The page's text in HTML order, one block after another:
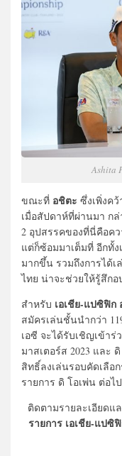
Ashita
ขณะที่ อชิตะ ซึ่งเพิ่งค
เมื่อสัปดาห์ที่ผ่านมา ก
2 อุปสรรคของที่นี่คือค
แต่ก็ซ้อมมาเต็มที่ อีกทั้ง
มากขึ้น รวมถึงการได้
ไทย น่าจะช่วยให้รู้สึกอ
สำหรับ เอเชีย-แปซิฟิก
สมัครเล่นชั้นนำกว่า
เอซี จะได้รับเชิญเข้าร่
มาสเตอร์ส 2023 และ
สิทธิ์ลงเล่นรอบคัดเลือ
รายการ ดิ โอเพ่น ต่อไป
ติดตามรายละเอียดแ
รายการ เอเชีย-แปซิ